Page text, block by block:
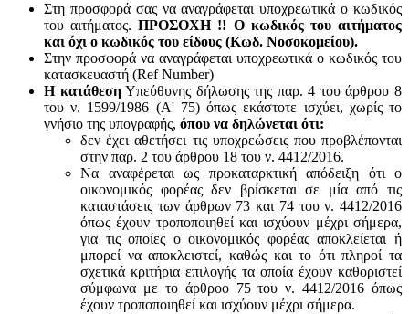
Στη προσφορά σας να αναγράφεται υποχρεωτικά ο κωδικός
του αιτήματος.ΠΡΟΣΟΧΗ !! Ο κωδικός του αιτήματος
και όχι ο κωδικός του είδους (Κωδ. Νοσοκομείου).
Στην προσφορά να αναγράφεται υποχρεωτικά ο κωδικός του
κατασκευαστή (Ref Number)
Η κατάθεσηΥπεύθυνης δήλωσης της παρ. 4 του άρθρου 8
του ν. 1599/1986 (Α' 75) όπως εκάστοτε ισχύει, χωρίς το
γνήσιο της υπογραφής, όπου να δηλώνεται ότι:
δεν έχει αθετήσει τις υποχρεώσεις που προβλέπονται
στην παρ. 2 του άρθρου 18 του ν. 4412/2016.
Να αναφέρεται ως προκαταρκτική απόδειξη ότι ο
οικονομικός φορέας δεν βρίσκεται σε μία από τις
καταστάσεις των άρθρων 73 και 74 του ν. 4412/2016
όπως έχουν τροποποιηθεί και ισχύουν μέχρι σήμερα,
για τις οποίες ο οικονομικός φορέας αποκλείεται ή
μπορεί να αποκλειστεί, καθώς και το ότι πληροί τα
σχετικά κριτήρια επιλογής τα οποία έχουν καθοριστεί
σύμφωνα με τo άρθροo 75 του ν. 4412/2016 όπως
έχουν τροποποιηθεί και ισχύουν μέχρι σήμερα.